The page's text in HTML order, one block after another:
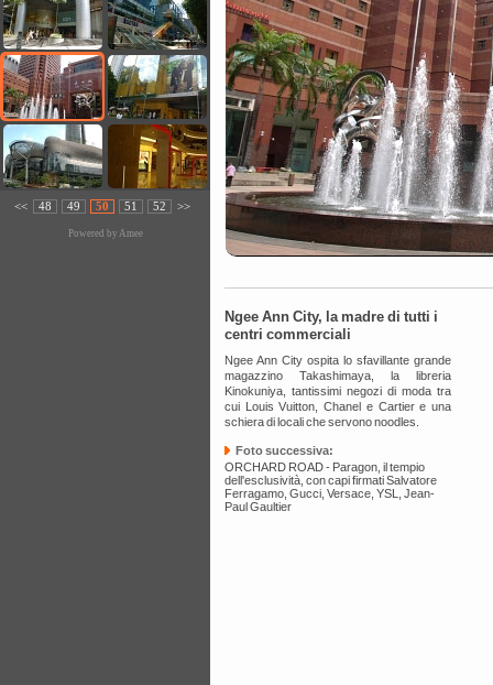
<< 48 49 50 51 52 >>
Powered by Amee
Ngee Ann City, la madre di tutti i
centri commerciali
Ngee Ann City ospita lo sfavillante grande
magazzino Takashimaya, la libreria
Kinokuniya, tantissimi negozi di moda tra
cui Louis Vuitton, Chanel e Cartier e una
schiera di locali che servono noodles.
Foto successiva:
ORCHARD ROAD - Paragon, il tempio
dell'esclusività, con capi firmati Salvatore
Ferragamo, Gucci, Versace, YSL, Jean-
Paul Gaultier